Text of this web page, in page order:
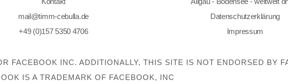
mail@timm-cebulla.de
+49 (0)157 5350 4706
Datenschutzerklärung
Impressum
FACEBOOK INC. ADDITIONALLY, THIS SITE IS NOT ENDORSED BY
IS A TRADEMARK OF FACEBOOK, INC